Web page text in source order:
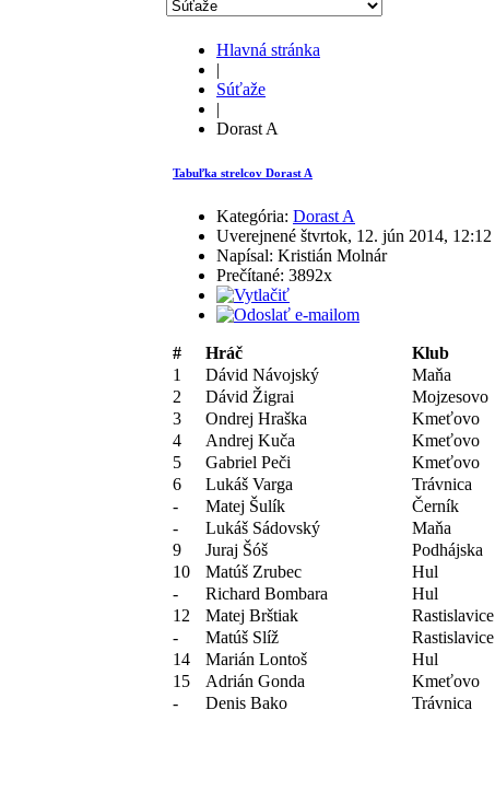
Hlavná stránka
|
Súťaže
|
Dorast A
Tabuľka strelcov Dorast A
Kategória: Dorast A
Uverejnené štvrtok, 12. jún 2014, 12:12
Napísal: Kristián Molnár
Prečítané: 3892x
# Hráč Klub
1
Dávid Návojský Maňa
2
Dávid Žigrai Mojzesovo
3
Ondrej Hraška Kmeťovo
4
Andrej Kuča Kmeťovo
5
Gabriel Peči Kmeťovo
6
Lukáš Varga Trávnica
-
Matej Šulík Černík
-
Lukáš Sádovský Maňa
9
Juraj Šóš Podhájska
10
Matúš Zrubec Hul
-
Richard Bombara Hul
12
Matej Brštiak Rastislavice
-
Matúš Slíž Rastislavice
14
Marián Lontoš Hul
15
Adrián Gonda Kmeťovo
-
Denis Bako Trávnica